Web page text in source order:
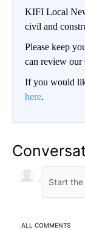
KIFI Local
civil and
Please keep
can review
If you would
here.
ALL COMMENTS